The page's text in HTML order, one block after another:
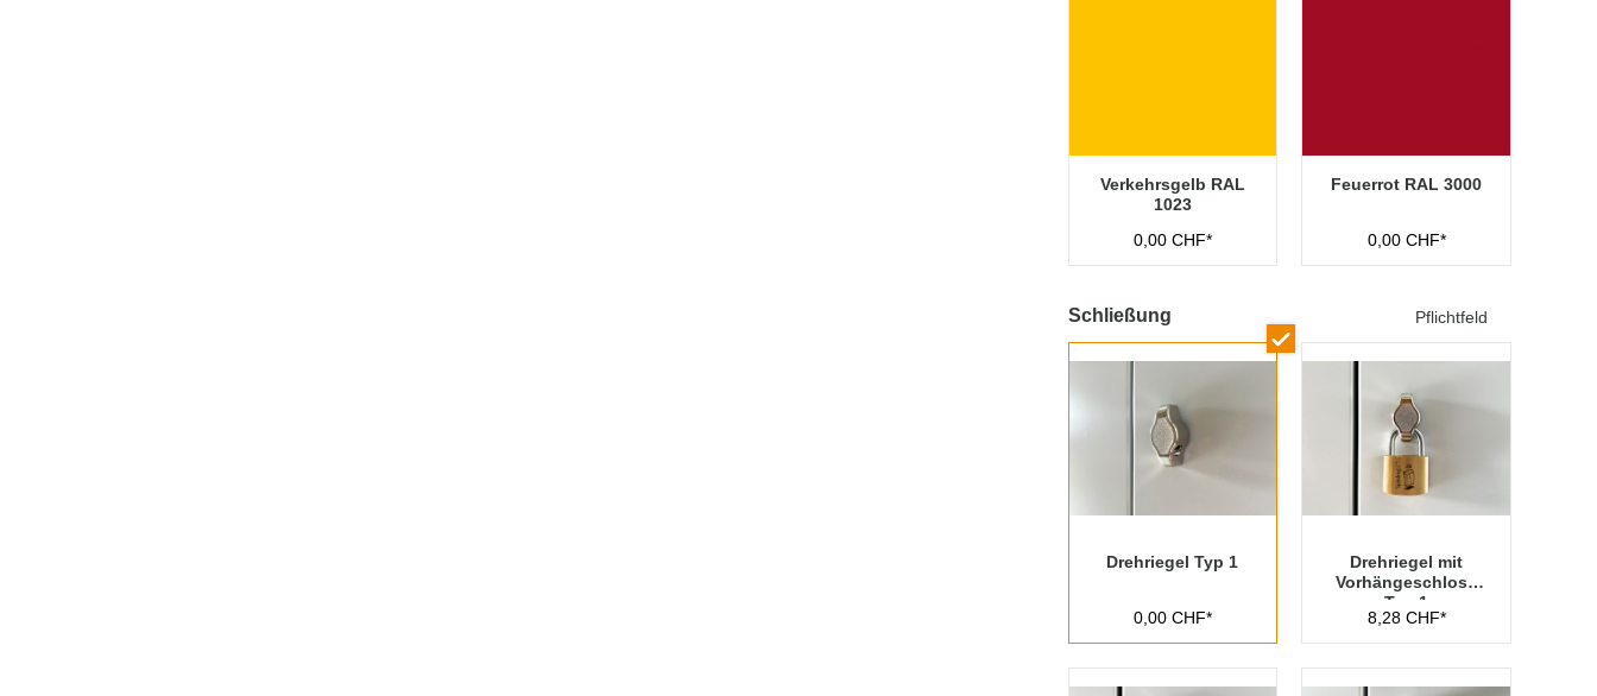
Verkehrsgelb RAL
1023
0,00 CHF*
Feuerrot RAL 3000
0,00 CHF*
Schließung Pflichtfeld
Drehriegel Typ 1
0,00 CHF*
Drehriegel mit
Vorhängeschloss
Typ 1
8,28 CHF*